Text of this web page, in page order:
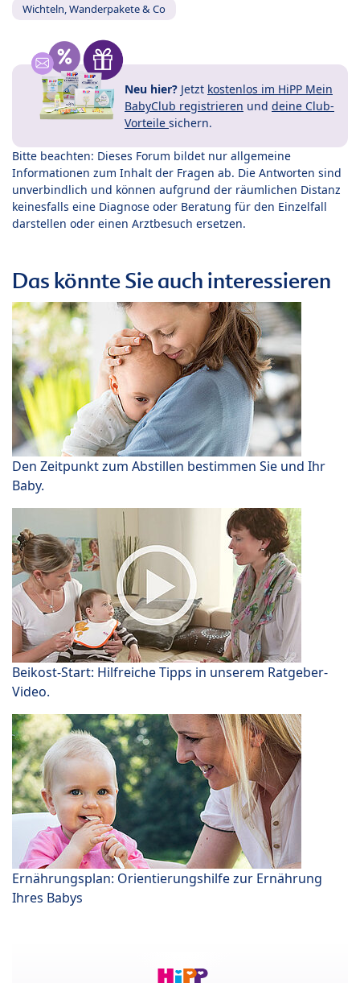
Wichteln, Wanderpakete & Co
Neu hier? Jetzt kostenlos im HiPP Mein
BabyClub registrieren und deine Club-
Vorteile sichern.
Bitte beachten: Dieses Forum bildet nur allgemeine
Informationen zum Inhalt der Fragen ab. Die Antworten sind
unverbindlich und können aufgrund der räumlichen Distanz
keinesfalls eine Diagnose oder Beratung für den Einzelfall
darstellen oder einen Arztbesuch ersetzen.
Das könnte Sie auch interessieren
Den Zeitpunkt zum Abstillen bestimmen Sie und Ihr
Baby.
Beikost-Start: Hilfreiche Tipps in unserem Ratgeber-
Video.
Ernährungsplan: Orientierungshilfe zur Ernährung
Ihres Babys